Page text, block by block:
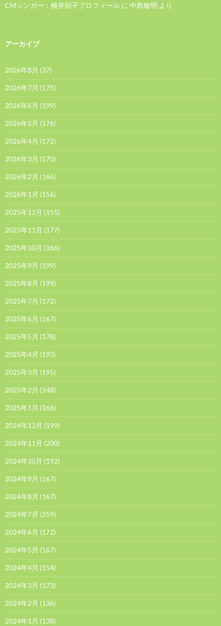
CMシンガー：横井則子プロフィール に 中島敏明 より
アーカイブ
2026年8月 (37)
2026年7月 (175)
2026年6月 (199)
2026年5月 (176)
2026年4月 (172)
2026年3月 (170)
2026年2月 (166)
2026年1月 (156)
2025年12月 (155)
2025年11月 (177)
2025年10月 (166)
2025年9月 (199)
2025年8月 (199)
2025年7月 (172)
2025年6月 (167)
2025年5月 (178)
2025年4月 (193)
2025年3月 (195)
2025年2月 (148)
2025年1月 (166)
2024年12月 (199)
2024年11月 (200)
2024年10月 (192)
2024年9月 (167)
2024年8月 (167)
2024年7月 (259)
2024年6月 (172)
2024年5月 (167)
2024年4月 (154)
2024年3月 (173)
2024年2月 (136)
2024年1月 (138)